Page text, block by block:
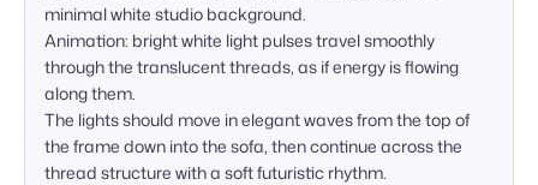
minimal white studio background.
Animation: bright white light pulses travel smoothly
through the translucent threads, as if energy is flowing
along them.
The lights should move in elegant waves from the top of
the frame down into the sofa, then continue across the
thread structure with a soft futuristic rhythm.